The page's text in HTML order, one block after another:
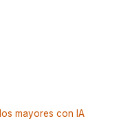
mayores con IA